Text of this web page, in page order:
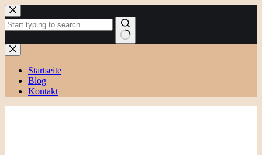
Zum
Inhalt
springen
Keine
Ergebnisse
Startseite
Blog
Kontakt